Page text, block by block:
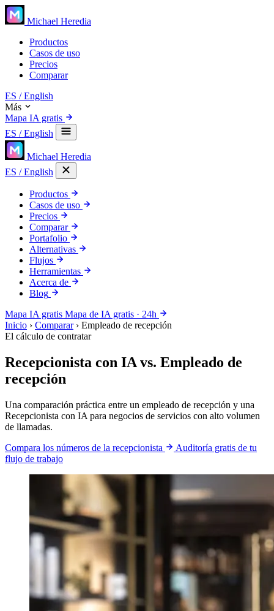
Michael Heredia
Productos
Casos de uso
Precios
Comparar
ES / English
Más
Mapa IA gratis
ES / English
Michael Heredia
ES / English
Productos
Casos de uso
Precios
Comparar
Portafolio
Alternativas
Flujos
Herramientas
Acerca de
Blog
Mapa IA gratis Mapa de IA gratis · 24h
Inicio › Comparar › Empleado de recepción
El cálculo de contratar
Recepcionista con IA vs. Empleado de
recepción
Una comparación práctica entre un empleado de recepción y una
Recepcionista con IA para negocios de servicios con alto volumen
de llamadas.
Compara los números de la recepcionista
Auditoría gratis de tu
flujo de trabajo